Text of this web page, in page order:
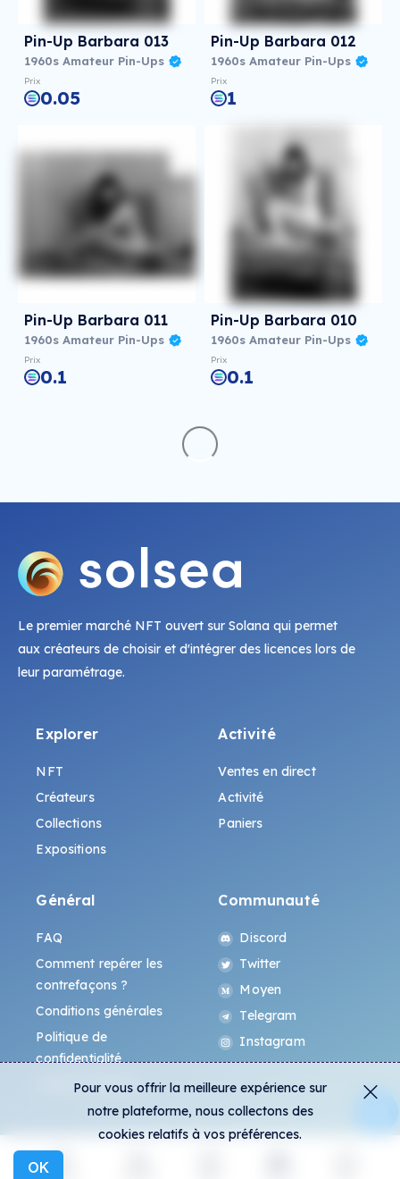
Pin-Up Barbara 013
1960s Amateur Pin-Ups
Prix
0.05
Pin-Up Barbara 012
1960s Amateur Pin-Ups
Prix
1
Pin-Up Barbara 011
1960s Amateur Pin-Ups
Prix
0.1
Pin-Up Barbara 010
1960s Amateur Pin-Ups
Prix
0.1
Le premier marché NFT ouvert sur Solana qui permet
aux créateurs de choisir et d'intégrer des licences lors de
leur paramétrage.
Explorer
NFT
Créateurs
Collections
Expositions
Activité
Ventes en direct
Activité
Paniers
Général
FAQ
Comment repérer les
contrefaçons ?
Conditions générales
Politique de
confidentialité
Protocole All-Art
Communauté
Discord
Twitter
Moyen
Telegram
Instagram
Pour vous offrir la meilleure expérience sur
notre plateforme, nous collectons des
cookies relatifs à vos préférences.
OK